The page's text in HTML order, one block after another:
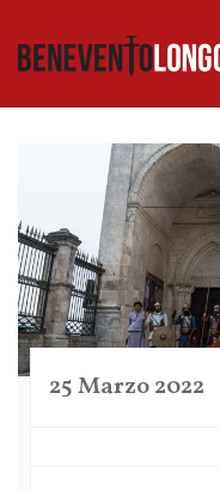
25 Marzo 2022